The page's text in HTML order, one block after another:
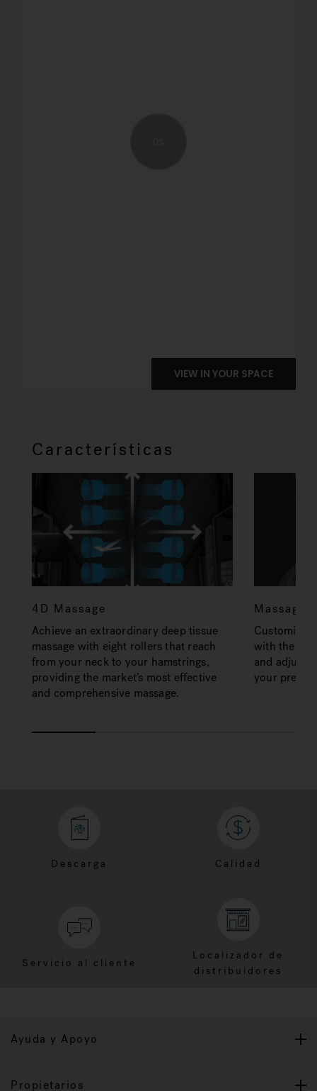
Características
4D Massage
Achieve an extraordinary deep tissue
massage with eight rollers that reach
from your neck to your hamstrings,
providing the market’s most effective
and comprehensive massage.
Massage
Customize
with the
and adjust
your
Descarga Calidad
Servicio al cliente
Localizador de
distribuidores
Ayuda y Apoyo
Propietarios